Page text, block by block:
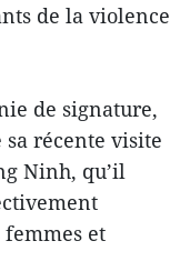
de la violence
de signature,
sa récente visite
Ninh, qu’il
et